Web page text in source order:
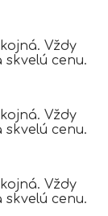
Vždy
cenu.
Vždy
cenu.
Vždy
cenu.